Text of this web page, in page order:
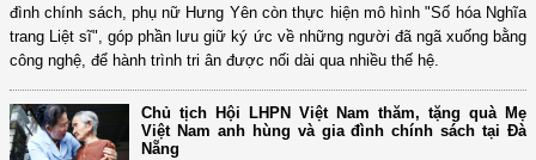
đình chính sách, phụ nữ Hưng Yên còn thực hiện mô hình "Số hóa Nghĩa
trang Liệt sĩ", góp phần lưu giữ ký ức về những người đã ngã xuống bằng
công nghệ, để hành trình tri ân được nối dài qua nhiều thế hệ.
Chủ tịch Hội LHPN Việt Nam thăm, tặng quà Mẹ
Việt Nam anh hùng và gia đình chính sách tại Đà
Nẵng